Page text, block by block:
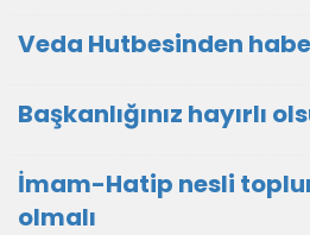
Veda Hutbesinden
Başkanlığınız hayırlı
İmam-Hatip nesli
olmalı